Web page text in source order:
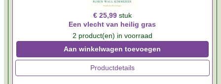
€ 25,99 stuk
Een vlecht van heilig gras
2 product(en) in voorraad
Aan winkelwagen toevoegen
Productdetails